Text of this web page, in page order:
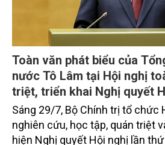
Toàn văn phát biểu của
nước Tô Lâm tại Hội nghị
triệt, triển khai Nghị quyết
ương 3, khóa XIV
Sáng 29/7, Bộ Chính trị tổ chức
nghiên cứu, học tập, quán triệt
hiện Nghị quyết Hội nghị lần